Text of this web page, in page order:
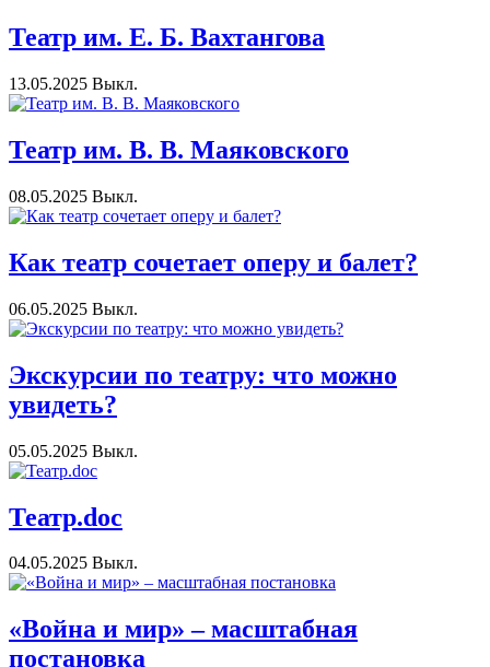
Театр им. Е. Б. Вахтангова
13.05.2025 Выкл.
Театр им. В. В. Маяковского
08.05.2025 Выкл.
Как театр сочетает оперу и балет?
06.05.2025 Выкл.
Экскурсии по театру: что можно
увидеть?
05.05.2025 Выкл.
Театр.doc
04.05.2025 Выкл.
«Война и мир» – масштабная
постановка